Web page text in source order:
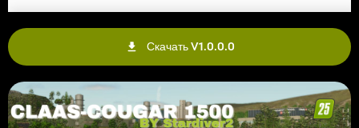
Скачать V1.0.0.0